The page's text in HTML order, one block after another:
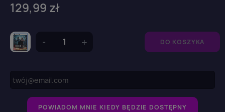
129,99 zł
DO KOSZYKA
POWIADOM MNIE KIEDY BĘDZIE DOSTĘPNY